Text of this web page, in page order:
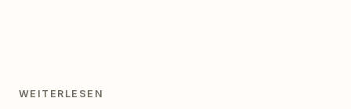
WEITERLESEN